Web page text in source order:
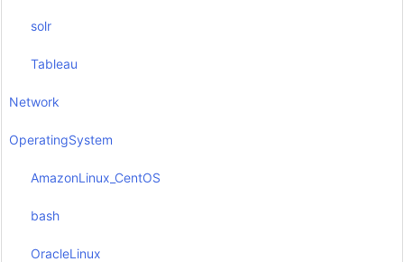
solr
Tableau
Network
OperatingSystem
AmazonLinux_CentOS
bash
OracleLinux